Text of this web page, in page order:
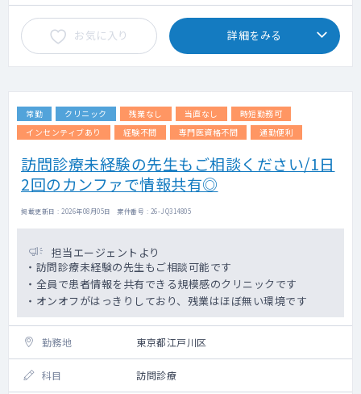
お気に入り 詳細をみる
常勤 クリニック 残業なし 当直なし
時短勤務可
インセンティブあり
経験不問 専門医資格不問 通勤便利
訪問診療未経験の先生もご相談ください/1日
2回のカンファで情報共有◎
掲載更新日 : 2026年08月05日 案件番号 : 26-JQ314805
担当エージェントより
・訪問診療未経験の先生もご相談可能です
・全員で患者情報を共有できる規模感のクリニックです
・オンオフがはっきりしており、残業はほぼ無い環境です
勤務地 東京都江戸川区
科目 訪問診療